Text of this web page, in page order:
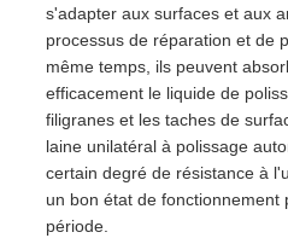
s'adapter aux surfaces et aux
processus de réparation et de
même temps, ils peuvent
efficacement le liquide de
filigranes et les taches de
laine unilatéral à polissage
certain degré de résistance à
un bon état de fonctionnement
période.